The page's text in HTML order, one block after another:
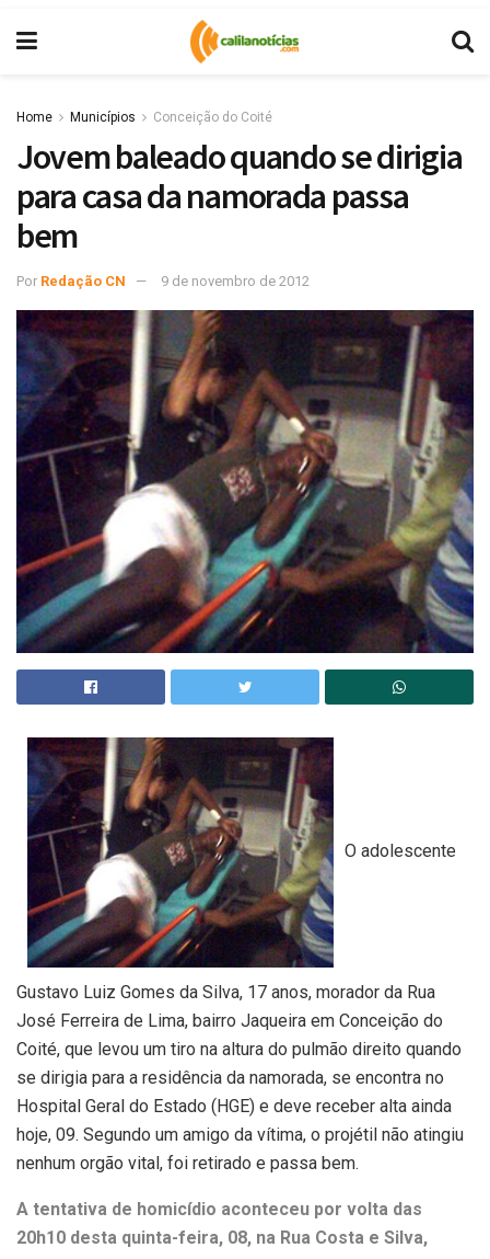
Home Municípios Conceição do Coité
Jovem baleado quando se dirigia
para casa da namorada passa
bem
Por Redação CN 9 de novembro de 2012
O adolescente
Gustavo Luiz Gomes da Silva, 17 anos, morador da Rua
José Ferreira de Lima, bairro Jaqueira em Conceição do
Coité, que levou um tiro na altura do pulmão direito quando
se dirigia para a residência da namorada, se encontra no
Hospital Geral do Estado (HGE) e deve receber alta ainda
hoje, 09. Segundo um amigo da vítima, o projétil não atingiu
nenhum orgão vital, foi retirado e passa bem.
A tentativa de homicídio aconteceu por volta das
20h10 desta quinta-feira, 08, na Rua Costa e Silva,